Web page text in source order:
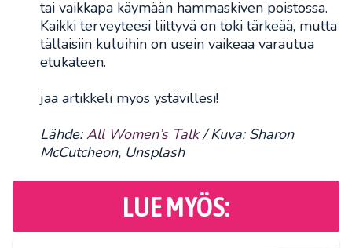
tai vaikkapa käymään hammaskiven poistossa.
Kaikki terveyteesi liittyvä on toki tärkeää, mutta
tällaisiin kuluihin on usein vaikeaa varautua
etukäteen.
jaa artikkeli myös ystävillesi!
Lähde:All Women’s Talk/ Kuva: Sharon
McCutcheon, Unsplash
LUE MYÖS: